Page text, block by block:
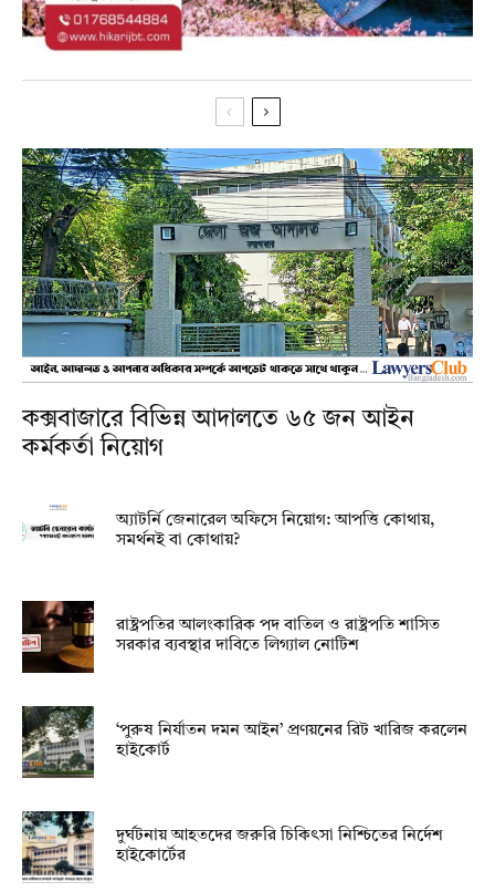
কক্সবাজারে বিভিন্ন আদালতে ৬৫ জন আইন
কর্মকর্তা নিয়োগ
অ্যাটর্নি জেনারেল অফিসে নিয়োগ: আপত্তি কোথায়,
সমর্থনই বা কোথায়?
রাষ্ট্রপতির আলংকারিক পদ বাতিল ও রাষ্ট্রপতি শাসিত
সরকার ব্যবস্থার দাবিতে লিগ্যাল নোটিশ
‘পুরুষ নির্যাতন দমন আইন’ প্রণয়নের রিট খারিজ করলেন
হাইকোর্ট
দুর্ঘটনায় আহতদের জরুরি চিকিৎসা নিশ্চিতের নির্দেশ
হাইকোর্টের